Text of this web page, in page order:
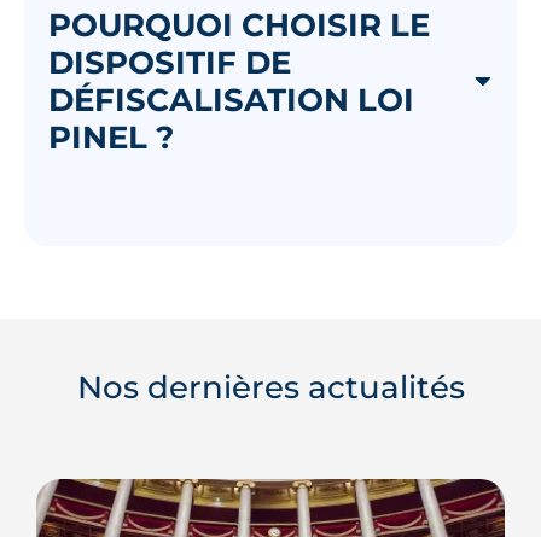
POURQUOI CHOISIR LE
DISPOSITIF DE
DÉFISCALISATION LOI
PINEL ?
Nos dernières actualités